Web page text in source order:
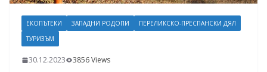
ЕКОПЪТЕКИ ЗАПАДНИ РОДОПИ
ПЕРЕЛИКСКО-ПРЕСПАНСКИ ДЯЛ
ТУРИЗЪМ
30.12.2023 3856 Views